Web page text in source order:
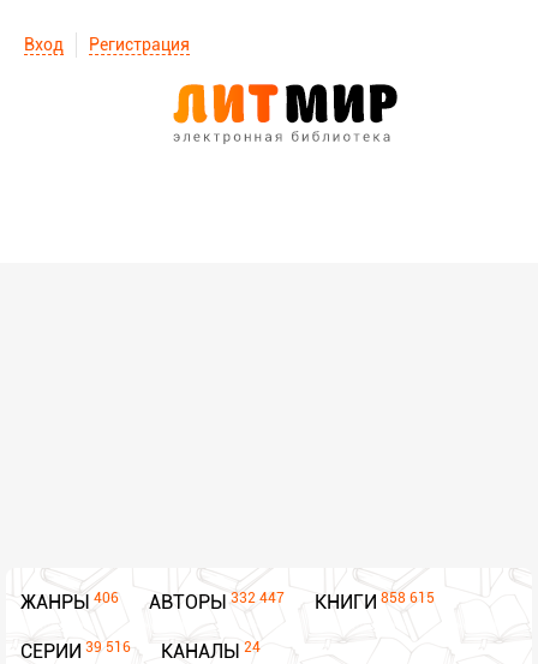
Вход Регистрация
ЖАНРЫ 406 АВТОРЫ 332 447 КНИГИ 858 615
СЕРИИ 39 516 КАНАЛЫ 24